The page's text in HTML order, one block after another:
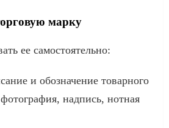
марку
ее самостоятельно:
и обозначение товарного
надпись, нотная